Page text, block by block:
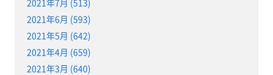
2021年6月 (593)
2021年5月 (642)
2021年4月 (659)
2021年3月 (640)